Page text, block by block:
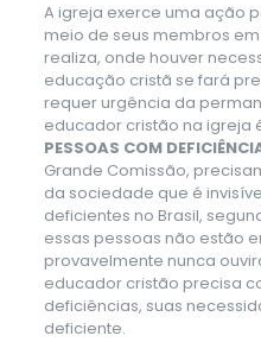
A igreja exerce uma ação
meio de seus membros
realiza, onde houver
educação cristã se fará
requer urgência da
educador cristão na igreja
PESSOAS COM
Grande Comissão,
da sociedade que é
deficientes no Brasil,
essas pessoas não estão
provavelmente nunca
educador cristão precisa
deficiências, suas
deficiente.